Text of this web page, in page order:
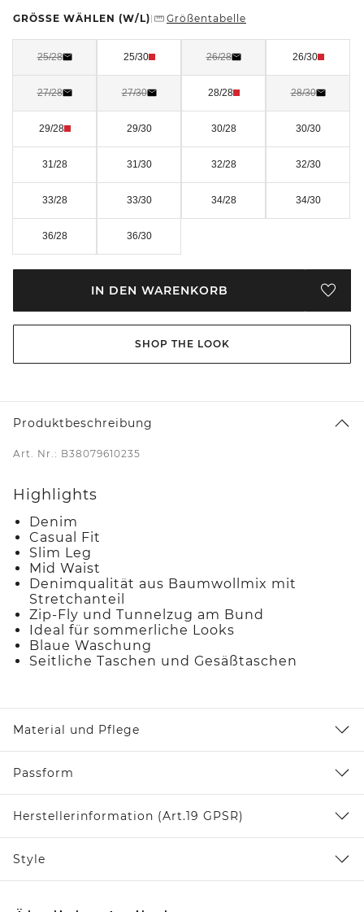
GRÖSSE WÄHLEN (W/L) Größentabelle
25/28 25/30 26/28 26/30
27/28 27/30 28/28 28/30
29/28 29/30 30/28 30/30
31/28 31/30 32/28 32/30
33/28 33/30 34/28 34/30
36/28 36/30
IN DEN WARENKORB
SHOP THE LOOK
Produktbeschreibung
Art. Nr.: B38079610235
Highlights
Denim
Casual Fit
Slim Leg
Mid Waist
Denimqualität aus Baumwollmix mit
Stretchanteil
Zip-Fly und Tunnelzug am Bund
Ideal für sommerliche Looks
Blaue Waschung
Seitliche Taschen und Gesäßtaschen
Material und Pflege
Passform
Herstellerinformation (Art.19 GPSR)
Style